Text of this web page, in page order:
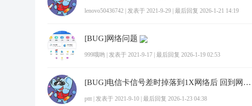
lenovo50436742 发表于 2021-9-29 最后回复 2026-1-21 14:19
[BUG]网络问题
999哦哟 发表于 2021-9-17 最后回复 2026-1-19 02:53
[BUG]电信卡信号差时掉落到1X网络后 回到网络好的位置不会自动恢复4G或5G
pttt 发表于 2021-9-10 最后回复 2026-1-23 04:38